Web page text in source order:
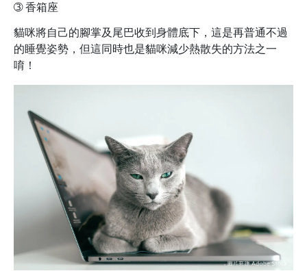
➂香箱座
貓咪將自己的腳掌及尾巴收到身體底下，這是再普通不過
的睡覺姿勢，但這同時也是貓咪減少熱散失的方法之一
唷！